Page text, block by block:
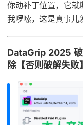
你动补丁位置，它就
我啰嗦，这是真事儿
DataGrip 2025
除【否则破解失败】